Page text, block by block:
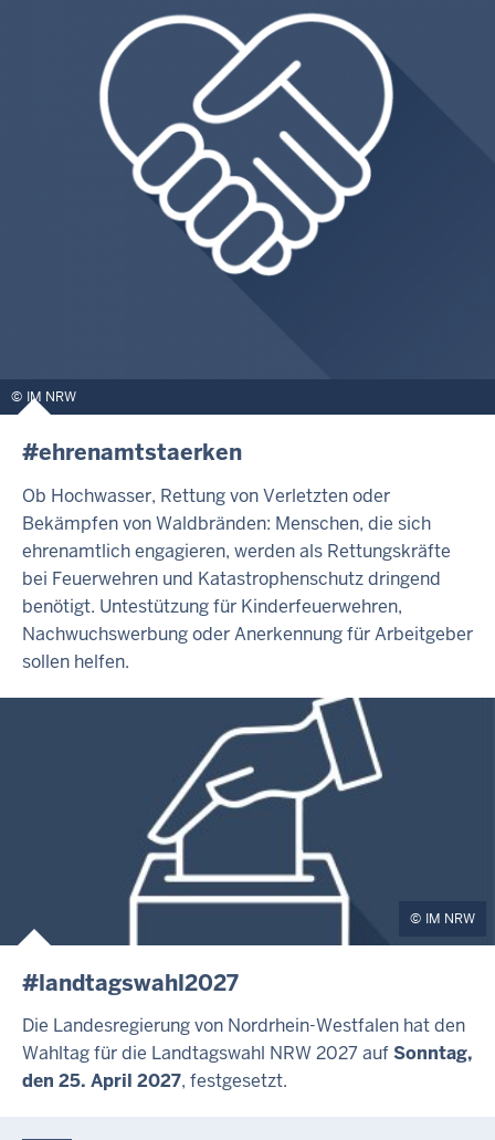
IM NRW
#ehrenamtstaerken
Ob Hochwasser, Rettung von Verletzten oder
Bekämpfen von Waldbränden: Menschen, die sich
ehrenamtlich engagieren, werden als Rettungskräfte
bei Feuerwehren und Katastrophenschutz dringend
benötigt. Untestützung für Kinderfeuerwehren,
Nachwuchswerbung oder Anerkennung für Arbeitgeber
sollen helfen.
IM NRW
#landtagswahl2027
Die Landesregierung von Nordrhein-Westfalen hat den
Wahltag für die Landtagswahl NRW 2027 aufSonntag,
den 25. April 2027, festgesetzt.